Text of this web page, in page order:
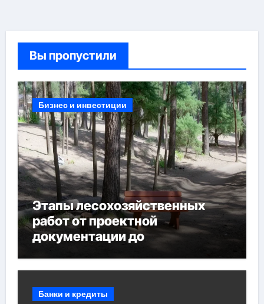
Вы пропустили
Бизнес и инвестиции
Этапы лесохозяйственных
работ от проектной
документации до
мероприятий и обустройства
Банки и кредиты